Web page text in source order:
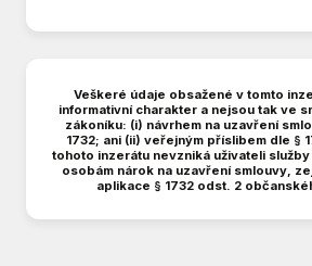
Sledování únavy řidiče
Střešní nosič
Třízónová klimatizace
USB
Venkovní teploměr
Vyhřívaná zrcátka
Vyhřívané trysky ostřikovačů
Veškeré údaje obsažené v tomto
informativní charakter a nejsou tak ve
zákoníku: (i) návrhem na uzavření
1732; ani (ii) veřejným příslibem dle §
tohoto inzerátu nevzniká uživateli
osobám nárok na uzavření smlouvy,
aplikace § 1732 odst. 2